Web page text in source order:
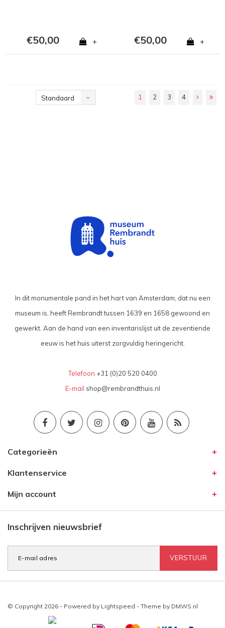
€50,00 + €50,00 +
Standaard 1 2 3 4
In dit monumentale pand in het hart van Amsterdam, dat nu een
museum is, heeft Rembrandt tussen 1639 en 1658 gewoond en
gewerkt. Aan de hand van een inventarislijst uit de zeventiende
eeuw is het huis uiterst zorgvuldig heringericht.
Telefoon +31 (0)20 520 0400
E-mail shop@rembrandthuis.nl
Categorieën
Klantenservice
Mijn account
Inschrijven nieuwsbrief
VERSTUUR
© Copyright 2026 - Powered by Lightspeed - Theme by DMWS.nl